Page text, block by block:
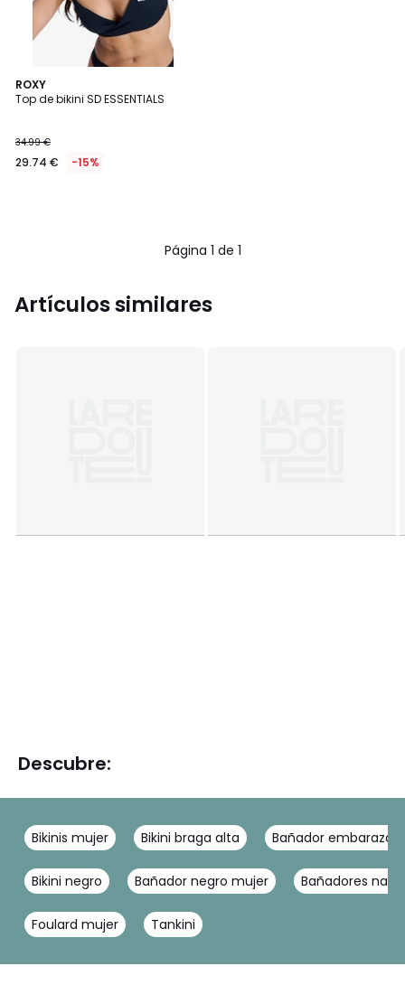
ROXY
Top de bikini SD ESSENTIALS
34.99 €
29.74 € -15%
Página 1 de 1
Artículos similares
Descubre:
Bikinis mujer Bikini braga alta Bañador
Bikini negro Bañador negro mujer Bañadores
Foulard mujer Tankini